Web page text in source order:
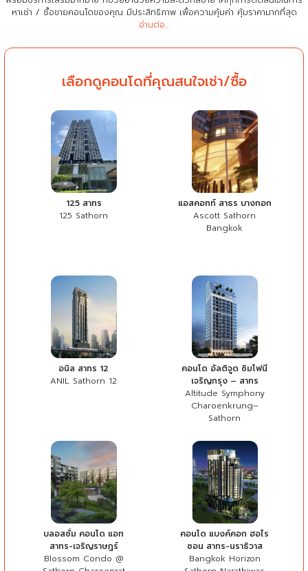
หาเช่า / ซื้อขายคอนโดของคุณ มีประสิทธิภาพ เพื่อความคุ้มค่า คุ้มราคามากที่สุด
อ่านต่อ...
เลือกดูคอนโดที่คุณสนใจเช่า/ซื้อ
125 สาทร
125 Sathorn
แอสคอทท์ สาธร บางกอก
Ascott Sathorn
Bangkok
อนิล สาทร 12
ANIL Sathorn 12
คอนโด อัลติจูด ซิมโฟนี
เจริญกรุง – สาทร
Altitude Symphony
Charoenkrung–
Sathorn
บลอสซั่ม คอนโด แอท
สาทร-เจริญราษฎร์
Blossom Condo @
คอนโด แบงค์คอก ฮอไร
ซอน สาทร-นราธิวาส
Bangkok Horizon